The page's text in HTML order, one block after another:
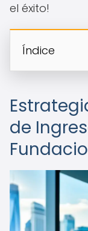
el éxito!
Índice
de